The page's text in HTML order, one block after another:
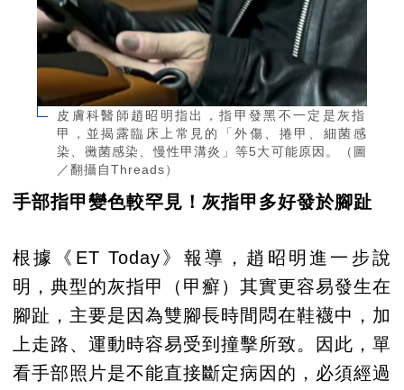
皮膚科醫師趙昭明指出，指甲發黑不一定是灰指
甲，並揭露臨床上常見的「外傷、捲甲、細菌感
染、黴菌感染、慢性甲溝炎」等5大可能原因。（圖
／翻攝自Threads）
手部指甲變色較罕見！灰指甲多好發於腳趾
根據《ET Today》報導，趙昭明進一步說
明，典型的灰指甲（甲癬）其實更容易發生在
腳趾，主要是因為雙腳長時間悶在鞋襪中，加
上走路、運動時容易受到撞擊所致。因此，單
看手部照片是不能直接斷定病因的，必須經過